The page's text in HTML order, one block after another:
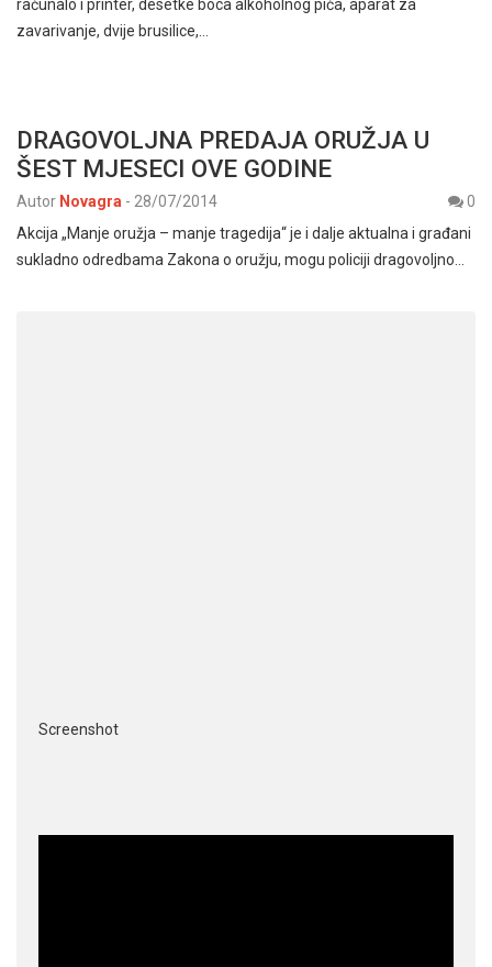
računalo i printer, desetke boca alkoholnog pića, aparat za
zavarivanje, dvije brusilice,…
DRAGOVOLJNA PREDAJA ORUŽJA U
ŠEST MJESECI OVE GODINE
Autor Novagra - 28/07/2014
0
Akcija „Manje oružja – manje tragedija“ je i dalje aktualna i građani
sukladno odredbama Zakona o oružju, mogu policiji dragovoljno…
Screenshot